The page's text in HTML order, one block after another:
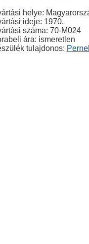
helye:
ideje: 1970.
száma: 70-M024
ára: ismeretlen
tulajdonos: